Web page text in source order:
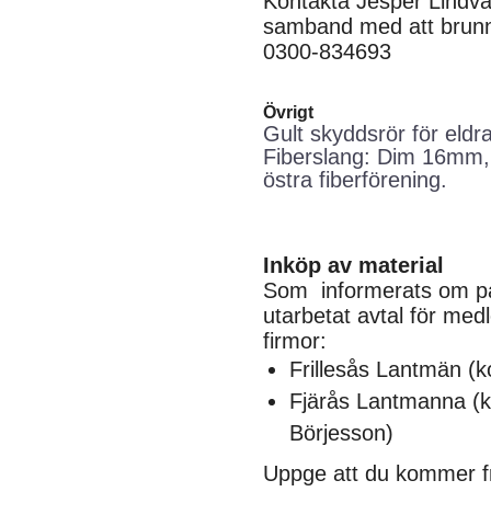
samband med att
0300-834693
Övrigt
Gult skyddsrör för
Fiberslang: Dim
östra fiberförening.
Inköp av material
Som informerats om
utarbetat avtal för
firmor:
Frillesås Lantmän
Fjärås Lantmanna
Börjesson)
Uppge att du kommer